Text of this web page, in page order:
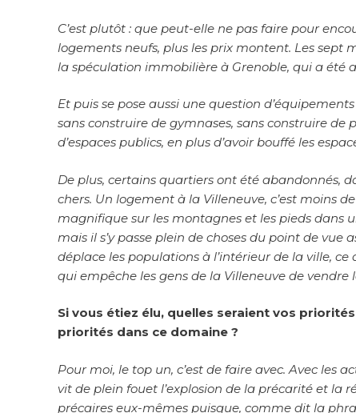
C’est plutôt : que peut-elle ne pas faire pour
logements neufs, plus les prix montent. Les
la spéculation immobilière à Grenoble, qui a été
Et puis se pose aussi une question
sans construire de gymnases, sans construire
d’espaces publics, en plus d’avoir bouffé les
De plus, certains quartiers ont été abandonnés,
chers. Un logement à la Villeneuve, c’est moins
magnifique sur les montagnes et les pieds dans
mais il s’y passe plein de choses du point de vue
déplace les populations à l’intérieur de la ville,
qui empêche les gens de la Villeneuve de
Si vous étiez élu, quelles seraient vos
priorités dans ce domaine ?
Pour moi, le top un, c’est de faire avec. Avec les
vit de plein fouet l’explosion de la précarité et la
précaires eux-mêmes puisque, comme dit la